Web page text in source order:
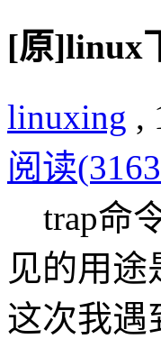
[原]linux
linuxing ,
阅读
trap命
见的用
这次我遇